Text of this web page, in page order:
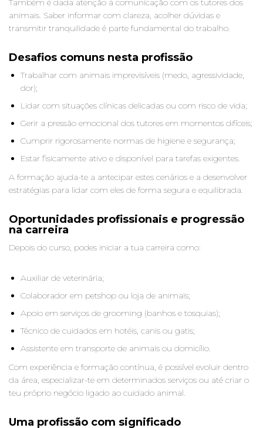
Também é dada atenção à comunicação com os tutores dos
animais. Saber informar com clareza, acolher dúvidas e
transmitir tranquilidade é parte fundamental do trabalho.
Desafios comuns nesta profissão
Trabalhar com animais imprevisíveis (medo, agressividade,
dor);
Lidar com situações clínicas delicadas ou com risco de vida;
Gerir a pressão emocional dos tutores em momentos difíceis;
Cumprir rigorosamente normas de higiene e segurança;
Estar fisicamente ativo e disponível para tarefas exigentes.
A formação ajuda-te a antecipar estes cenários e a desenvolver
estratégias para lidar com eles de forma segura e equilibrada.
Oportunidades profissionais e progressão
na carreira
Depois do curso, podes iniciar a tua carreira como:
Auxiliar de veterinária;
Colaborador em petshop ou loja de animais;
Apoio em serviços de grooming (banhos e tosquias);
Técnico de cuidados em hotéis, canis ou gatis;
Assistente em transporte de animais ou domicílio.
Com experiência e formação contínua, é possível evoluir dentro
da área, especializar-te em determinados serviços ou até criar o
teu próprio negócio ligado ao cuidado animal.
Uma profissão com significado